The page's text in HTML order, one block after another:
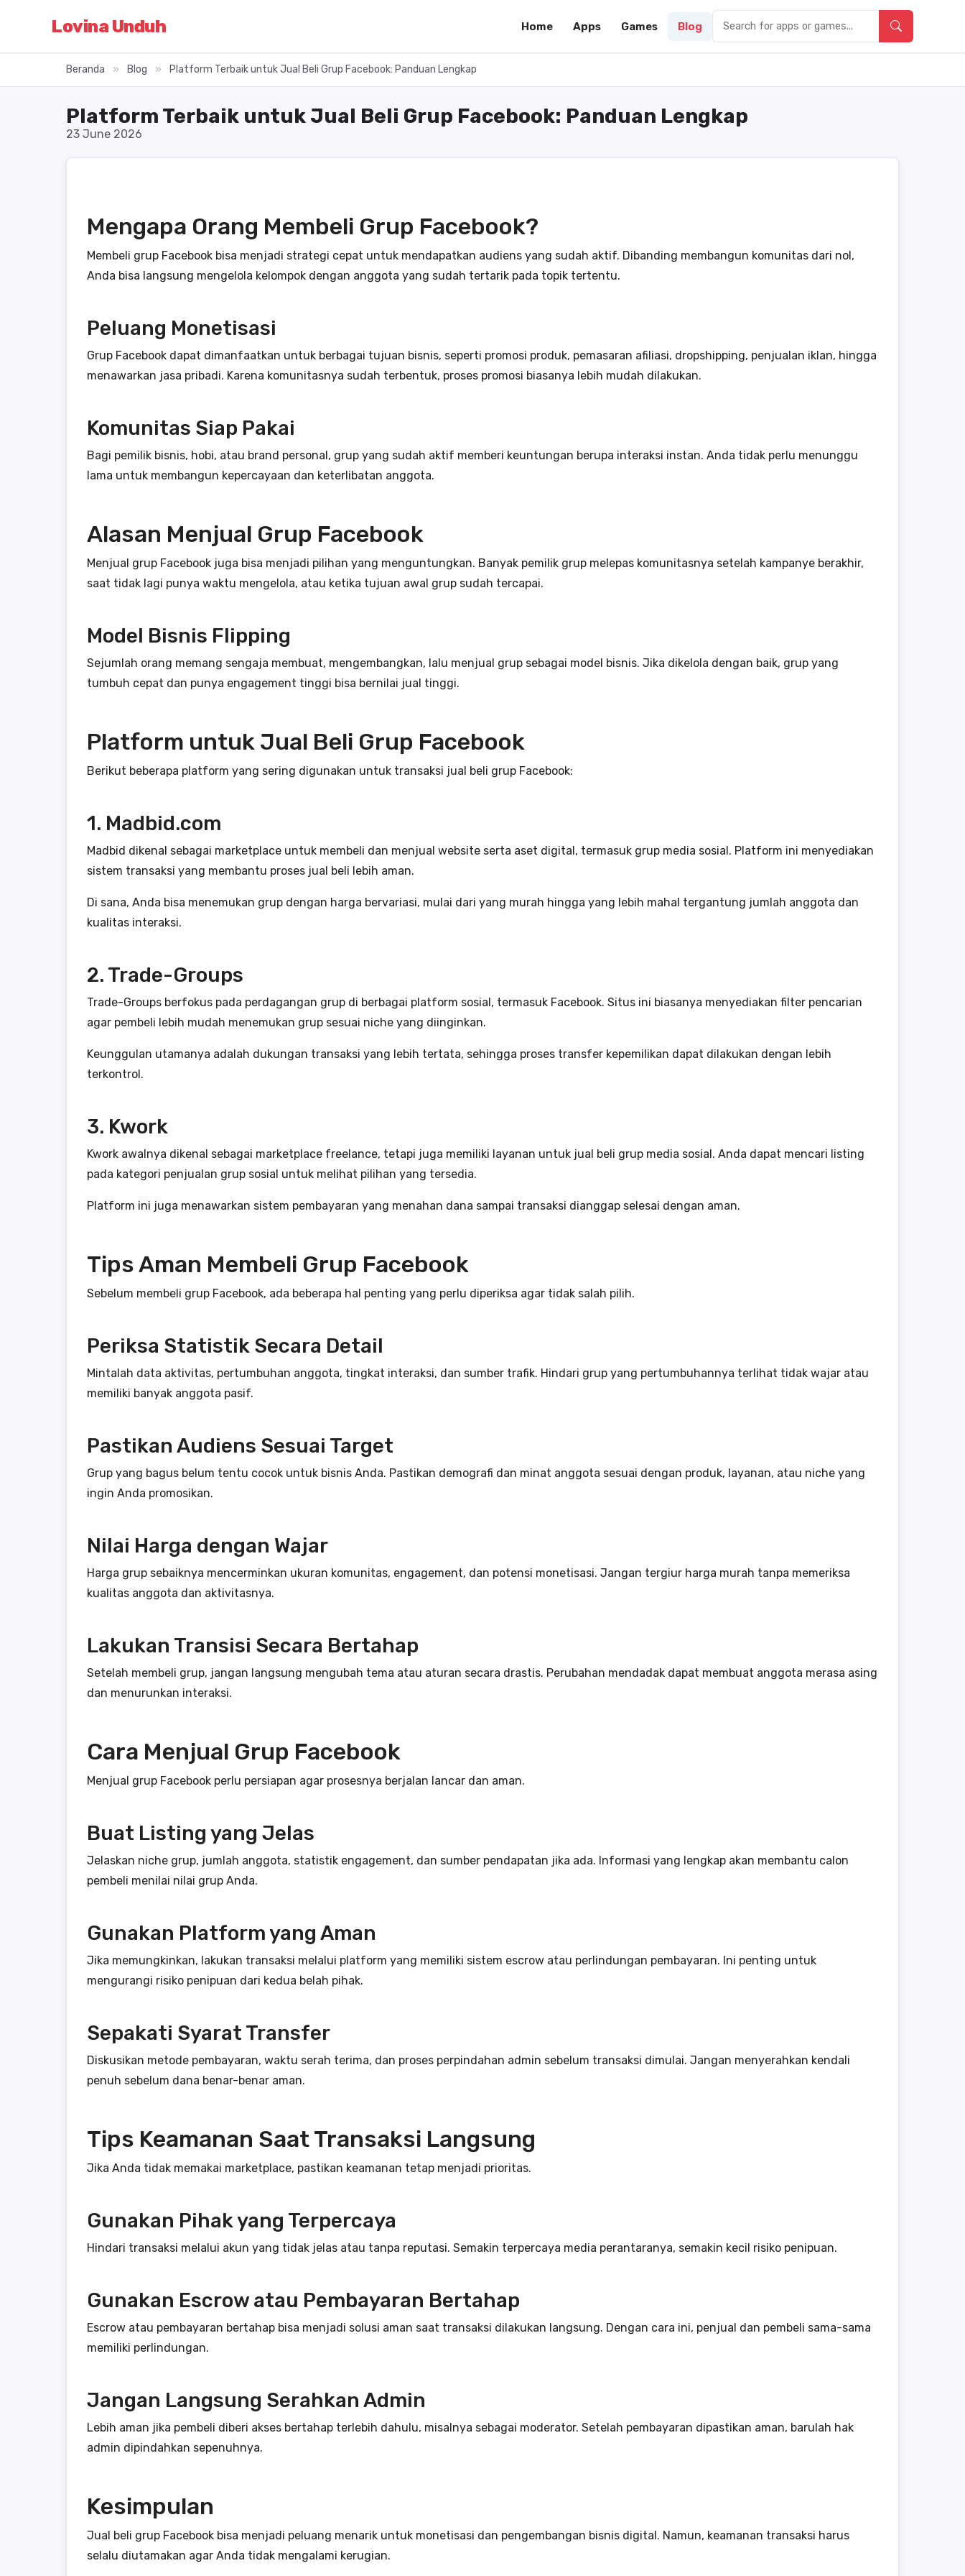
Lovina Unduh Home Apps Games Blog
Beranda » Blog » Platform Terbaik untuk Jual Beli Grup Facebook: Panduan Lengkap
Platform Terbaik untuk Jual Beli Grup Facebook: Panduan Lengkap
23 June 2026
Mengapa Orang Membeli Grup Facebook?
Membeli grup Facebook bisa menjadi strategi cepat untuk mendapatkan audiens yang sudah aktif. Dibanding membangun komunitas dari nol,
Anda bisa langsung mengelola kelompok dengan anggota yang sudah tertarik pada topik tertentu.
Peluang Monetisasi
Grup Facebook dapat dimanfaatkan untuk berbagai tujuan bisnis, seperti promosi produk, pemasaran afiliasi, dropshipping, penjualan iklan, hingga
menawarkan jasa pribadi. Karena komunitasnya sudah terbentuk, proses promosi biasanya lebih mudah dilakukan.
Komunitas Siap Pakai
Bagi pemilik bisnis, hobi, atau brand personal, grup yang sudah aktif memberi keuntungan berupa interaksi instan. Anda tidak perlu menunggu
lama untuk membangun kepercayaan dan keterlibatan anggota.
Alasan Menjual Grup Facebook
Menjual grup Facebook juga bisa menjadi pilihan yang menguntungkan. Banyak pemilik grup melepas komunitasnya setelah kampanye berakhir,
saat tidak lagi punya waktu mengelola, atau ketika tujuan awal grup sudah tercapai.
Model Bisnis Flipping
Sejumlah orang memang sengaja membuat, mengembangkan, lalu menjual grup sebagai model bisnis. Jika dikelola dengan baik, grup yang
tumbuh cepat dan punya engagement tinggi bisa bernilai jual tinggi.
Platform untuk Jual Beli Grup Facebook
Berikut beberapa platform yang sering digunakan untuk transaksi jual beli grup Facebook:
1. Madbid.com
Madbid dikenal sebagai marketplace untuk membeli dan menjual website serta aset digital, termasuk grup media sosial. Platform ini menyediakan
sistem transaksi yang membantu proses jual beli lebih aman.
Di sana, Anda bisa menemukan grup dengan harga bervariasi, mulai dari yang murah hingga yang lebih mahal tergantung jumlah anggota dan
kualitas interaksi.
2. Trade-Groups
Trade-Groups berfokus pada perdagangan grup di berbagai platform sosial, termasuk Facebook. Situs ini biasanya menyediakan filter pencarian
agar pembeli lebih mudah menemukan grup sesuai niche yang diinginkan.
Keunggulan utamanya adalah dukungan transaksi yang lebih tertata, sehingga proses transfer kepemilikan dapat dilakukan dengan lebih
terkontrol.
3. Kwork
Kwork awalnya dikenal sebagai marketplace freelance, tetapi juga memiliki layanan untuk jual beli grup media sosial. Anda dapat mencari listing
pada kategori penjualan grup sosial untuk melihat pilihan yang tersedia.
Platform ini juga menawarkan sistem pembayaran yang menahan dana sampai transaksi dianggap selesai dengan aman.
Tips Aman Membeli Grup Facebook
Sebelum membeli grup Facebook, ada beberapa hal penting yang perlu diperiksa agar tidak salah pilih.
Periksa Statistik Secara Detail
Mintalah data aktivitas, pertumbuhan anggota, tingkat interaksi, dan sumber trafik. Hindari grup yang pertumbuhannya terlihat tidak wajar atau
memiliki banyak anggota pasif.
Pastikan Audiens Sesuai Target
Grup yang bagus belum tentu cocok untuk bisnis Anda. Pastikan demografi dan minat anggota sesuai dengan produk, layanan, atau niche yang
ingin Anda promosikan.
Nilai Harga dengan Wajar
Harga grup sebaiknya mencerminkan ukuran komunitas, engagement, dan potensi monetisasi. Jangan tergiur harga murah tanpa memeriksa
kualitas anggota dan aktivitasnya.
Lakukan Transisi Secara Bertahap
Setelah membeli grup, jangan langsung mengubah tema atau aturan secara drastis. Perubahan mendadak dapat membuat anggota merasa asing
dan menurunkan interaksi.
Cara Menjual Grup Facebook
Menjual grup Facebook perlu persiapan agar prosesnya berjalan lancar dan aman.
Buat Listing yang Jelas
Jelaskan niche grup, jumlah anggota, statistik engagement, dan sumber pendapatan jika ada. Informasi yang lengkap akan membantu calon
pembeli menilai nilai grup Anda.
Gunakan Platform yang Aman
Jika memungkinkan, lakukan transaksi melalui platform yang memiliki sistem escrow atau perlindungan pembayaran. Ini penting untuk
mengurangi risiko penipuan dari kedua belah pihak.
Sepakati Syarat Transfer
Diskusikan metode pembayaran, waktu serah terima, dan proses perpindahan admin sebelum transaksi dimulai. Jangan menyerahkan kendali
penuh sebelum dana benar-benar aman.
Tips Keamanan Saat Transaksi Langsung
Jika Anda tidak memakai marketplace, pastikan keamanan tetap menjadi prioritas.
Gunakan Pihak yang Terpercaya
Hindari transaksi melalui akun yang tidak jelas atau tanpa reputasi. Semakin terpercaya media perantaranya, semakin kecil risiko penipuan.
Gunakan Escrow atau Pembayaran Bertahap
Escrow atau pembayaran bertahap bisa menjadi solusi aman saat transaksi dilakukan langsung. Dengan cara ini, penjual dan pembeli sama-sama
memiliki perlindungan.
Jangan Langsung Serahkan Admin
Lebih aman jika pembeli diberi akses bertahap terlebih dahulu, misalnya sebagai moderator. Setelah pembayaran dipastikan aman, barulah hak
admin dipindahkan sepenuhnya.
Kesimpulan
Jual beli grup Facebook bisa menjadi peluang menarik untuk monetisasi dan pengembangan bisnis digital. Namun, keamanan transaksi harus
selalu diutamakan agar Anda tidak mengalami kerugian.